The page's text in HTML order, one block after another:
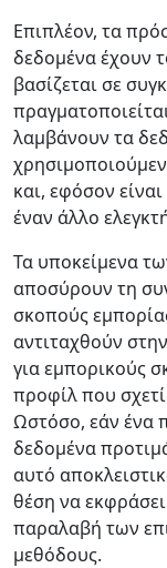
Επιπλέον, τα
δεδομένα έχουν
βασίζεται σε
λαμβάνουν τα
και, εφόσον
έναν άλλο
Τα υποκείμενα
αποσύρουν τη
σκοπούς
αντιταχθούν
για εμπορικούς
προφίλ που
Ωστόσο, εάν ένα
δεδομένα
αυτό
θέση να
παραλαβή των
μεθόδους.